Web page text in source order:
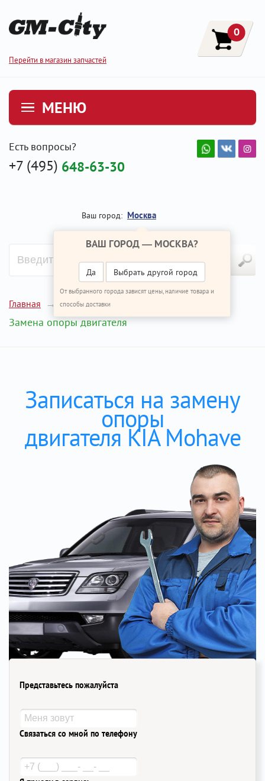
Перейти в магазин запчастей
0
МЕНЮ
Есть вопросы?
+7 (495) 648-63-30
Ваш город: Москва
ВАШ ГОРОД — МОСКВА?
Да Выбрать другой город
От выбранного города зависят цены, наличие товара и
способы доставки
Главная Ремонт КИА Мохаве
Замена опоры двигателя
Записаться на замену
опоры
двигателя KIA Mohave
Представьтесь пожалуйста
Связаться со мной по телефону